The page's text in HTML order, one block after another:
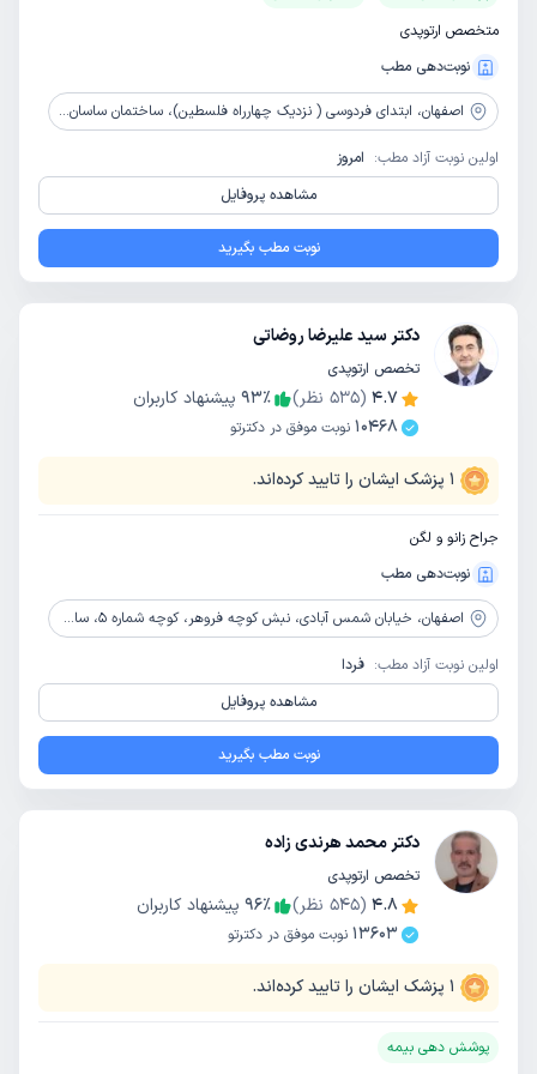
متخصص ارتوپدی
نوبت‌دهی مطب
اصفهان، ابتدای فردوسی ( نزدیک چهارراه فلسطین)، ساختمان ساسان، جنب بانک ملت
اولین نوبت آزاد مطب: امروز
مشاهده پروفایل
نوبت مطب بگیرید
دکتر سید علیرضا روضاتی
تخصص ارتوپدی
4.7
(
535 نظر) 93٪
پیشنهاد کاربران
10468 نوبت موفق در دکترتو
1 پزشک ایشان را تایید کرده‌اند.
جراح زانو و لگن
نوبت‌دهی مطب
اصفهان، خیابان شمس آبادی، نبش کوچه فروهر، کوچه شماره 5، ساختمان ایران زمین، واحد 406
اولین نوبت آزاد مطب: فردا
مشاهده پروفایل
نوبت مطب بگیرید
دکتر محمد هرندی زاده
تخصص ارتوپدی
4.8
(
545 نظر) 96٪
پیشنهاد کاربران
13603 نوبت موفق در دکترتو
1 پزشک ایشان را تایید کرده‌اند.
پوشش دهی بیمه